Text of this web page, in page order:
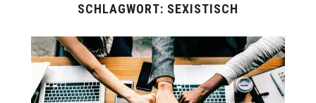
SCHLAGWORT: SEXISTISCH